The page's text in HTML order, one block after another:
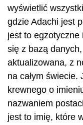
wyświetlić
gdzie Adachi jest
jest to egzotyczne
się z bazą
aktualizowana, z
na całym
krewnego o
nazwaniem
jest to imię, które